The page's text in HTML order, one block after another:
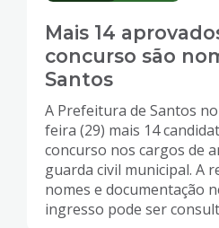
Mais 14
concurso são
Santos
A Prefeitura de Santos
feira (29) mais 14
concurso nos cargos de
guarda civil municipal. A
nomes e documentação
ingresso pode ser